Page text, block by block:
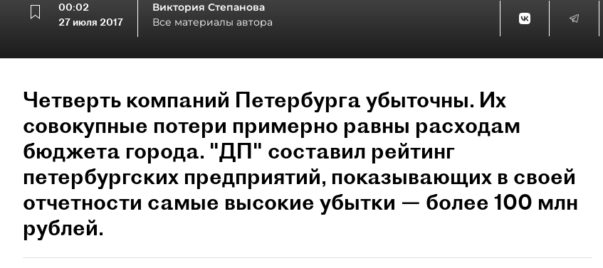
00:02
27 июля 2017
Виктория Степанова
Все материалы автора
Четверть компаний Петербурга убыточны. Их
совокупные потери примерно равны расходам
бюджета города. "ДП" составил рейтинг
петербургских предприятий, показывающих в своей
отчетности самые высокие убытки — более 100 млн
рублей.